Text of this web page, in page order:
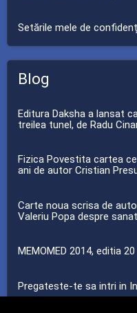
Setările mele de
Blog
Editura Daksha a lansat
treilea tunel, de Radu
Fizica Povestita cartea
ani de autor Cristian
Carte noua scrisa de
Valeriu Popa despre
MEMOMED 2014, editia
Pregateste-te sa intri in